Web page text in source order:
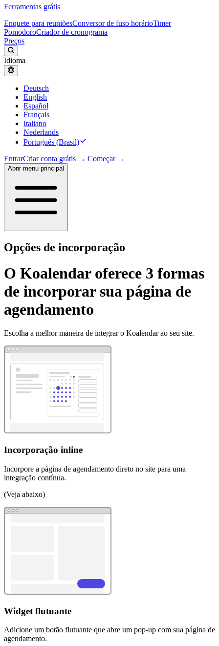
Ferramentas grátis
Enquete para reuniõesConversor de fuso horárioTimer
PomodoroCriador de cronograma
Preços
Idioma
Deutsch
English
Español
Français
Italiano
Nederlands
Português (Brasil)
EntrarCriar conta grátis → Começar →
Abrir menu principal
Opções de incorporação
O Koalendar oferece 3 formas
de incorporar sua página de
agendamento
Escolha a melhor maneira de integrar o Koalendar ao seu site.
Incorporação inline
Incorpore a página de agendamento direto no site para uma
integração contínua.
(Veja abaixo)
Widget flutuante
Adicione um botão flutuante que abre um pop-up com sua página de
agendamento.